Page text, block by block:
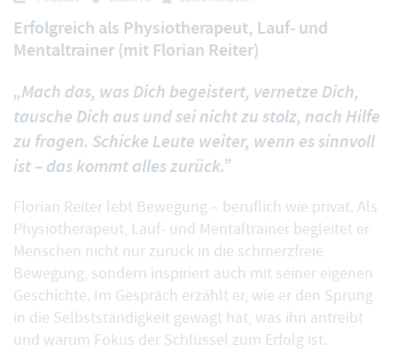
Erfolgreich als Physiotherapeut, Lauf- und
Mentaltrainer (mit Florian Reiter)
„Mach das, was Dich begeistert, vernetze Dich,
tausche Dich aus und sei nicht zu stolz, nach Hilfe
zu fragen. Schicke Leute weiter, wenn es sinnvoll
ist – das kommt alles zurück.”
Florian Reiter lebt Bewegung – beruflich wie privat. Als
Physiotherapeut, Lauf- und Mentaltrainer begleitet er
Menschen nicht nur zurück in die schmerzfreie
Bewegung, sondern inspiriert auch mit seiner eigenen
Geschichte. Im Gespräch erzählt er, wie er den Sprung
in die Selbstständigkeit gewagt hat, was ihn antreibt
und warum Fokus der Schlüssel zum Erfolg ist.